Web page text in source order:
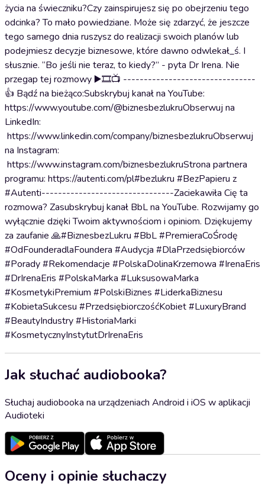
życia na świeczniku?Czy zainspirujesz się po obejrzeniu tego
odcinka? To mało powiedziane. Może się zdarzyć, że jeszcze
tego samego dnia ruszysz do realizacji swoich planów lub
podejmiesz decyzje biznesowe, które dawno odwlekał_ś. I
słusznie. “Bo jeśli nie teraz, to kiedy?” - pyta Dr Irena. Nie
przegap tej rozmowy ▶️🎞️📺 --------------------------------
👍 Bądź na bieżąco:Subskrybuj kanał na YouTube:
https://www.youtube.com/@biznesbezlukruObserwuj na
LinkedIn:
https://www.linkedin.com/company/biznesbezlukruObserwuj
na Instagram:
https://www.instagram.com/biznesbezlukruStrona partnera
programu: https://autenti.com/pl#bezlukru #BezPapieru z
#Autenti--------------------------------Zaciekawiła Cię ta
rozmowa? Zasubskrybuj kanał BbL na YouTube. Rozwijamy go
wyłącznie dzięki Twoim aktywnościom i opiniom. Dziękujemy
za zaufanie 🙏#BiznesbezLukru #BbL #PremieraCoŚrodę
#OdFounderadlaFoundera #Audycja #DlaPrzedsiębiorców
#Porady #Rekomendacje #PolskaDolinaKrzemowa #IrenaEris
#DrIrenaEris #PolskaMarka #LuksusowaMarka
#KosmetykiPremium #PolskiBiznes #LiderkaBiznesu
#KobietaSukcesu #PrzedsiębiorczośćKobiet #LuxuryBrand
#BeautyIndustry #HistoriaMarki
#KosmetycznyInstytutDrIrenaEris
Jak słuchać audiobooka?
Słuchaj audiobooka na urządzeniach Android i iOS w aplikacji
Audioteki
Oceny i opinie słuchaczy